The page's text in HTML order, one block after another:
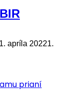
1. apríla 20221.
prianí